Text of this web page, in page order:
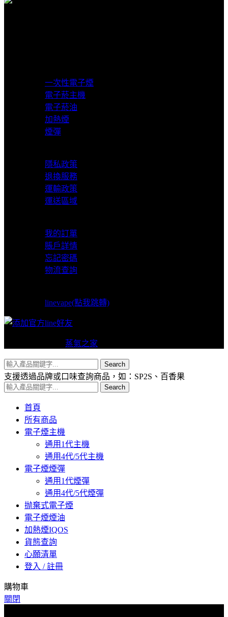
一次性電子煙
電子菸主機
電子菸油
加熱煙
煙彈
隱私政策
退換服務
運輸政策
運送區域
我的訂單
賬戶詳情
忘記密碼
物流查詢
linevape(點我跳轉)
蒸氣之家
Search
支援透過品牌或口味查詢商品，如：SP2S、百香果
Search
首頁
所有商品
電子煙主機
通用1代主機
通用4代/5代主機
電子煙煙彈
通用1代煙彈
通用4代/5代煙彈
抛棄式電子煙
電子煙煙油
加熱煙IQOS
貨態查詢
心願清單
登入 / 註冊
購物車
關閉